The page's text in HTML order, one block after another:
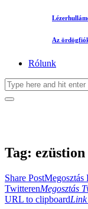
Az
Rólunk
Tag: ezüstion
Share PostMegosztás
TwitterenMegosztás
URL to clipboardLink